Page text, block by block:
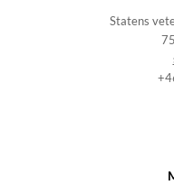
Statens